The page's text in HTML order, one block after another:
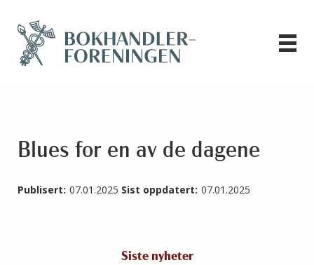
Blues for en av de dagene
Publisert: 07.01.2025 Sist oppdatert: 07.01.2025
Siste nyheter